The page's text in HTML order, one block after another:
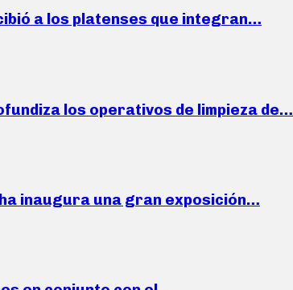
a los platenses que integran…
los operativos de limpieza de…
inaugura una gran exposición…